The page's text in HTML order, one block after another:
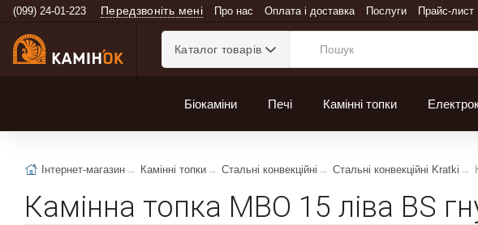
(099) 24-01-223 Передзвоніть мені Про нас Оплата і доставка Послуги Прайс-лист
Каталог товарів
Біокаміни Печі Камінні топки
Інтернет-магазин Камінні топки Стальні конвекційні Стальні конвекційні Kratki
Камінна топка MBO 15 ліва BS